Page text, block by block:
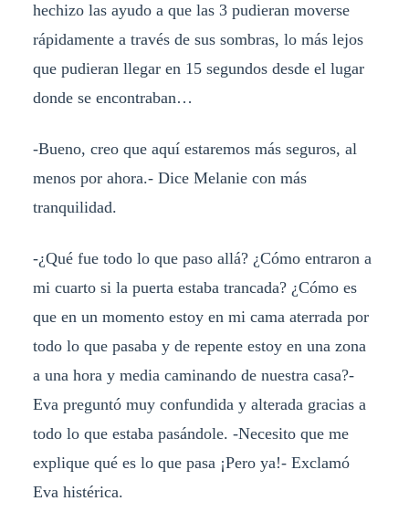
hechizo las ayudo a que las 3 pudieran moverse
rápidamente a través de sus sombras, lo más lejos
que pudieran llegar en 15 segundos desde el lugar
donde se encontraban…
-Bueno, creo que aquí estaremos más seguros, al
menos por ahora.- Dice Melanie con más
tranquilidad.
-¿Qué fue todo lo que paso allá? ¿Cómo entraron a
mi cuarto si la puerta estaba trancada? ¿Cómo es
que en un momento estoy en mi cama aterrada por
todo lo que pasaba y de repente estoy en una zona
a una hora y media caminando de nuestra casa?-
Eva preguntó muy confundida y alterada gracias a
todo lo que estaba pasándole. -Necesito que me
explique qué es lo que pasa ¡Pero ya!- Exclamó
Eva histérica.